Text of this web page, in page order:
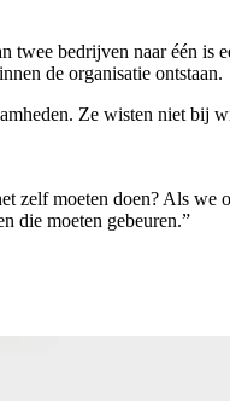
twee bedrijven naar één is
de organisatie ontstaan.
Ze wisten niet bij
zelf moeten doen? Als we
die moeten gebeuren.”